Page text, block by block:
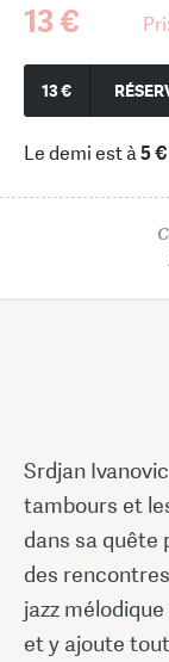
13 €
13 €
Le demi est à5 €
Srdjan
tambours et
dans sa quête
des
jazz
et y ajoute